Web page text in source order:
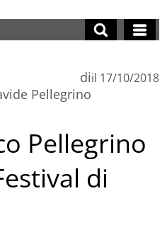
di
Pellegrino
il 17/10/2018
Pellegrino
di